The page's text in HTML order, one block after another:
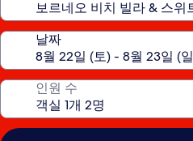
날짜
인원 수